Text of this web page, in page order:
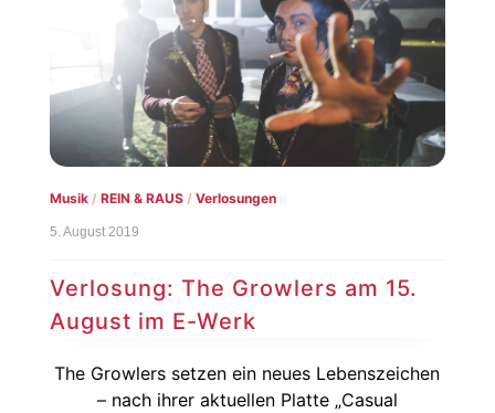
Musik/ REIN & RAUS/ Verlosungen
5. August 2019
Verlosung: The Growlers am 15.
August im E-Werk
The Growlers setzen ein neues Lebenszeichen
– nach ihrer aktuellen Platte „Casual